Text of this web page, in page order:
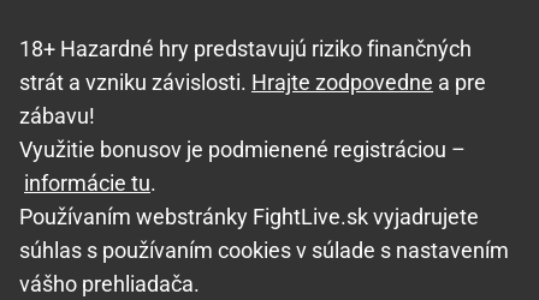
18+ Hazardné hry predstavujú riziko finančných
strát a vzniku závislosti. Hrajte zodpovedne a pre
zábavu!
Využitie bonusov je podmienené registráciou –
informácie tu.
Používaním webstránky FightLive.sk vyjadrujete
súhlas s používaním cookies v súlade s nastavením
vášho prehliadača.